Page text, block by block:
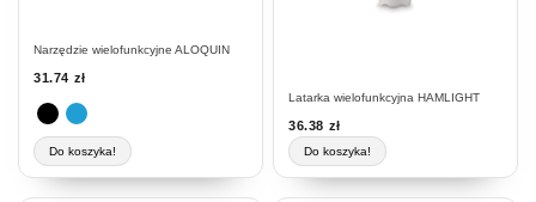
Narzędzie wielofunkcyjne ALOQUIN
31.74 zł
Do koszyka!
stronie
Latarka wielofunkcyjna HAMLIGHT
36.38 zł
Do koszyka!